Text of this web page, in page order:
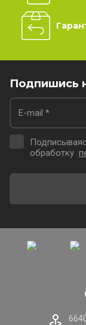
Подпишись
обработку